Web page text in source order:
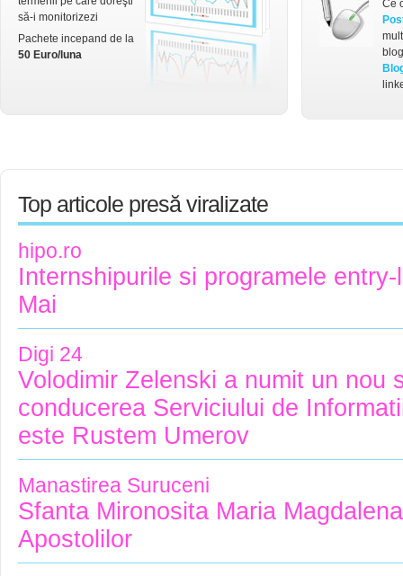
să-i monitorizezi
Pachete incepand de la
50 Euro/luna
Ce
Top articole presă viralizate
hipo.ro
Internshipurile si programele
Mai
Digi 24
Volodimir Zelenski a numit un nou
conducerea Serviciului de
este Rustem Umerov
Manastirea Suruceni
Sfanta Mironosita Maria
Apostolilor